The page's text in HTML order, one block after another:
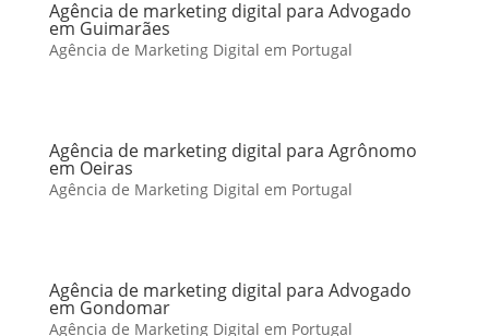
Agência de marketing digital para Advogado
em Guimarães
Agência de Marketing Digital em Portugal
Agência de marketing digital para Agrônomo
em Oeiras
Agência de Marketing Digital em Portugal
Agência de marketing digital para Advogado
em Gondomar
Agência de Marketing Digital em Portugal